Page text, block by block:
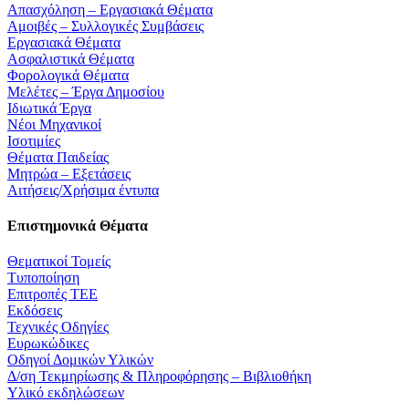
Απασχόληση – Εργασιακά Θέματα
Αμοιβές – Συλλογικές Συμβάσεις
Εργασιακά Θέματα
Ασφαλιστικά Θέματα
Φορολογικά Θέματα
Μελέτες – Έργα Δημοσίου
Ιδιωτικά Έργα
Νέοι Μηχανικοί
Ισοτιμίες
Θέματα Παιδείας
Μητρώα – Εξετάσεις
Αιτήσεις/Χρήσιμα έντυπα
Επιστημονικά Θέματα
Θεματικοί Τομείς
Τυποποίηση
Επιτροπές ΤΕΕ
Εκδόσεις
Τεχνικές Οδηγίες
Ευρωκώδικες
Οδηγοί Δομικών Υλικών
Δ/ση Τεκμηρίωσης & Πληροφόρησης – Βιβλιοθήκη
Υλικό εκδηλώσεων